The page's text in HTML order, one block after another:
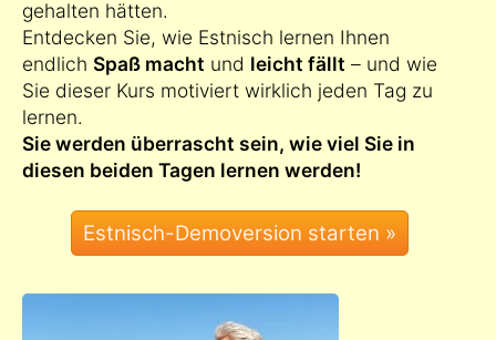
gehalten hätten.
Entdecken Sie, wie Estnisch lernen Ihnen
endlich Spaß macht und leicht fällt – und wie
Sie dieser Kurs motiviert wirklich jeden Tag zu
lernen.
Sie werden überrascht sein, wie viel Sie in
diesen beiden Tagen lernen werden!